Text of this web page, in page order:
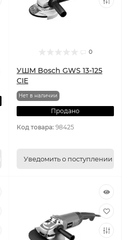
0
УШМ Bosch GWS 13-125
CIE
Нет в наличии
Продано
Код товара: 98425
Уведомить о поступлении